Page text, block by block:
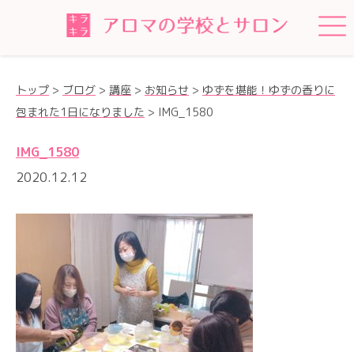
トップ > ブログ > 講座 > お知らせ > ゆずを堪能！ゆずの香りに
包まれた1日になりました > IMG_1580
IMG_1580
2020.12.12